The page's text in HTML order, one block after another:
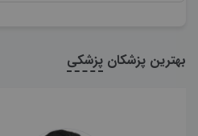
بهترین پزشکان پزشکی